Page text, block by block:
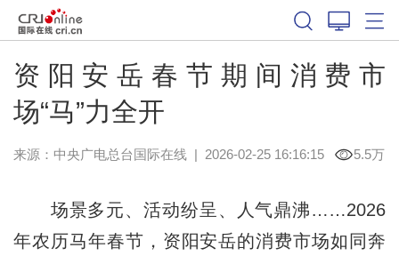
资阳安岳春节期间消费市
场“马”力全开
来源：中央广电总台国际在线| 2026-02-25 16:16:15 5.5万
场景多元、活动纷呈、人气鼎沸……2026
年农历马年春节，资阳安岳的消费市场如同奔